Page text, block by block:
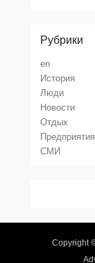
Рубрики
en
История
Люди
Новости
Отдых
Предприятия
СМИ
Copyright